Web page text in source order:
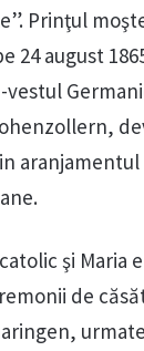
Prinţul
24 august
şi Maria
de